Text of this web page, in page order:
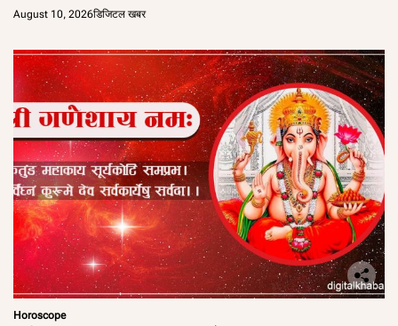
August 10, 2026डिजिटल खबर
Horoscope